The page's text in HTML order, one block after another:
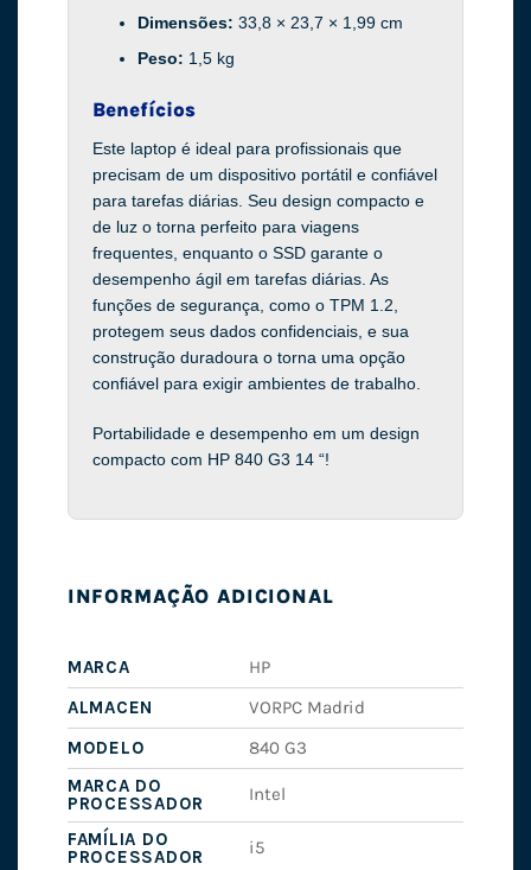
Dimensões: 33,8 × 23,7 × 1,99 cm
Peso: 1,5 kg
Benefícios
Este laptop é ideal para profissionais que
precisam de um dispositivo portátil e confiável
para tarefas diárias. Seu design compacto e
de luz o torna perfeito para viagens
frequentes, enquanto o SSD garante o
desempenho ágil em tarefas diárias. As
funções de segurança, como o TPM 1.2,
protegem seus dados confidenciais, e sua
construção duradoura o torna uma opção
confiável para exigir ambientes de trabalho.
Portabilidade e desempenho em um design
compacto com HP 840 G3 14 “!
INFORMAÇÃO ADICIONAL
MARCA
HP
ALMACEN
VORPC Madrid
MODELO
840 G3
MARCA DO
PROCESSADOR
Intel
FAMÍLIA DO
PROCESSADOR
i5